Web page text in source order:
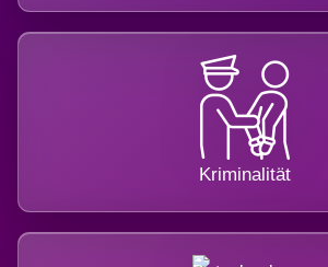
Kriminalität